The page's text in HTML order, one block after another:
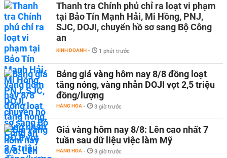
Thanh tra Chính phủ chỉ ra loạt vi phạm
tại Bảo Tín Mạnh Hải, Mi Hồng, PNJ,
SJC, DOJI, chuyển hồ sơ sang Bộ Công
an
KINH DOANH - 1 phút trước
Bảng giá vàng hôm nay 8/8 đồng loạt
tăng nóng, vàng nhẫn DOJI vọt 2,5 triệu
đồng/lượng
HÀNG HÓA - 3 giờ trước
Giá vàng hôm nay 8/8: Lên cao nhất 7
tuần sau dữ liệu việc làm Mỹ
HÀNG HÓA - 8 giờ trước